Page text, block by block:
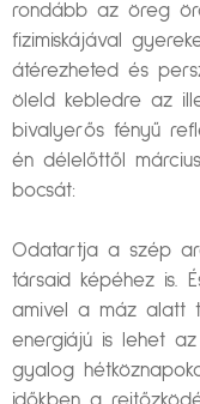
rondább az öreg
fizimiskájával
átérezheted és
öleld kebledre az
bivalyerős fényű
én délelőttől
bocsát:
Odatartja a szép
társaid képéhez is.
amivel a máz alatt
energiájú is lehet
gyalog